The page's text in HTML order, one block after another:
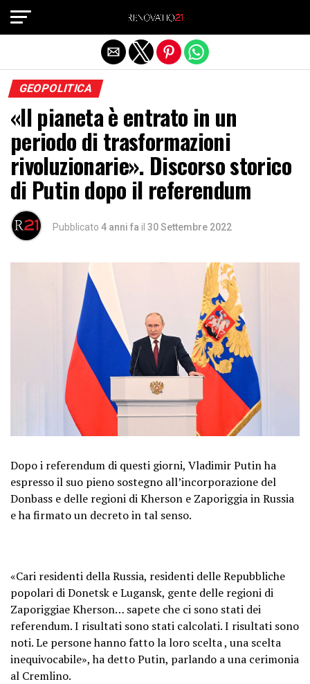
GEOPOLITICA
«Il pianeta è entrato in un
periodo di trasformazioni
rivoluzionarie». Discorso storico
di Putin dopo il referendum
Pubblicato 4 anni fa il 30 Settembre 2022
Dopo i referendum di questi giorni, Vladimir Putin ha
espresso il suo pieno sostegno all’incorporazione del
Donbass e delle regioni di Kherson e Zaporiggia in Russia
e ha firmato un decreto in tal senso.
«Cari residenti della Russia, residenti delle Repubbliche
popolari di Donetsk e Lugansk, gente delle regioni di
Zaporiggiae Kherson… sapete che ci sono stati dei
referendum. I risultati sono stati calcolati. I risultati sono
noti. Le persone hanno fatto la loro scelta , una scelta
inequivocabile», ha detto Putin, parlando a una cerimonia
al Cremlino.
Exit mobile version